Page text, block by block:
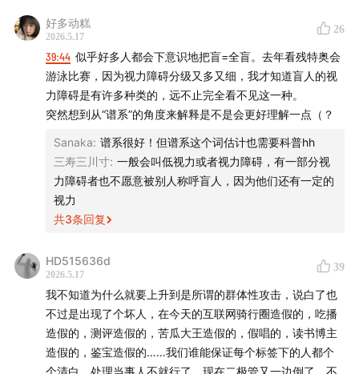
00:05:27
｜“一颗老鼠屎坏了一锅粥”：残障群体的愤怒与
失望
00:10:23｜真实存在的危险：视障者在城市中的出行困
00:20:43
｜当平台开始怀疑残障者：限流、封杀与“真实
00:29:47
普
00:44:00｜摆拍为什么会引发如此巨大的舆论反噬
00:53:17｜金钱、理想与“残障身份”：我们到底想成为
谁？
好多动糕
2026.5.17
26
39:44 似乎好多人都会下意识地把盲=全盲。去年看残特奥会
游泳比赛，因为视力障碍分级又多又细，我才知道盲人的视
力障碍是有许多种类的，远不止完全看不见这一种。
突然想到从“谱系”的角度来解释是不是会更好理解一点（？
Sanaka: 谱系很好！但谱系这个词估计也需要科普hh
三寿三川寸: 一般会叫低视力或者视力障碍，有一部分视
力障碍者也不愿意被别人称呼盲人，因为他们还有一定的
视力
共3条回复
HD515636d
2026.5.17
39
我不知道为什么就要上升到是所谓的群体性攻击，说白了也
不过是出现了个坏人，在今天的互联网骑行圈造假的，吃播
造假的，测评造假的，苦瓜大王造假的，假唱的，读书博主
造假的，鉴宝造假的……我们谁能保证每个标签下的人都个
个清白，处理当事人不就行了，现在二极管又一边倒了，不